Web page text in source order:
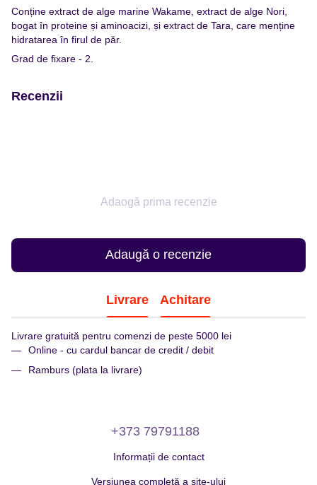
Conține extract de alge marine Wakame, extract de alge Nori,
bogat în proteine și aminoacizi, și extract de Tara, care menține
hidratarea în firul de păr.
Grad de fixare - 2.
Recenzii
Adaogă prima recenzie
Adaugă o recenzie
Livrare Achitare
Livrare gratuită pentru comenzi de peste 5000 lei
Online - cu cardul bancar de credit / debit
Ramburs (plata la livrare)
+373 79791188
Informații de contact
Versiunea completă a site-ului